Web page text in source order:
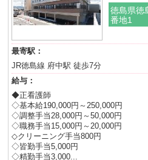
徳島県徳
番地1
最寄駅：
JR徳島線 府中駅 徒歩7分
給与：
◆正看護師
◇基本給190,000円～250,000円
◇調整手当28,000円～50,000円
◇職務手当15,000円～20,000円
◇クリーニング手当800円
◇皆勤手当5,000円
◇精勤手当3,000...